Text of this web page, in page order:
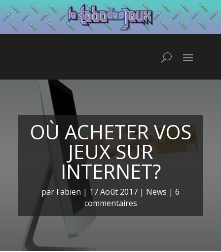
OÙ ACHETER VOS
JEUX SUR
INTERNET?
par Fabien | 17 Août 2017 | News | 6
commentaires